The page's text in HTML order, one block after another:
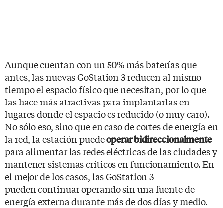
Aunque cuentan con un 50% más baterías que
antes, las nuevas GoStation 3 reducen al mismo
tiempo el espacio físico que necesitan, por lo que
las hace más atractivas para implantarlas en
lugares donde el espacio es reducido (o muy caro).
No sólo eso, sino que en caso de cortes de energía en
la red, la estación puedeoperar bidireccionalmente
para alimentar las redes eléctricas de las ciudades y
mantener sistemas críticos en funcionamiento. En
el mejor de los casos, las GoStation 3
pueden continuar operando sin una fuente de
energía externa durante más de dos días y medio.